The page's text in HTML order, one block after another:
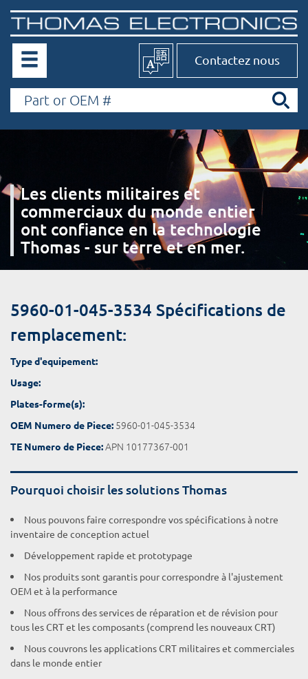
Contactez nous
Les clients militaires et
commerciaux du monde entier
ont confiance en la technologie
Thomas - sur terre et en mer.
5960-01-045-3534 Spécifications de
remplacement:
Type d'equipement:
Usage:
Plates-forme(s):
OEM Numero de Piece: 5960-01-045-3534
TE Numero de Piece:APN 10177367-001
Pourquoi choisir les solutions Thomas
Nous pouvons faire correspondre vos spécifications à notre
inventaire de conception actuel
Développement rapide et prototypage
Nos produits sont garantis pour correspondre à l'ajustement
OEM et à la performance
Nous offrons des services de réparation et de révision pour
tous les CRT et les composants (comprend les nouveaux CRT)
Nous couvrons les applications CRT militaires et commerciales
dans le monde entier